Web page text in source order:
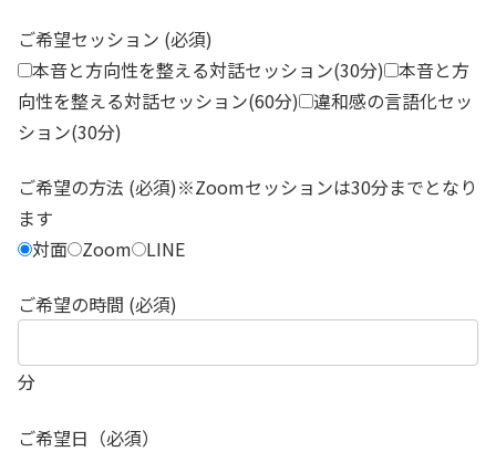
ご希望セッション (必須)
本音と方向性を整える対話セッション(30分) 本音と方
向性を整える対話セッション(60分) 違和感の言語化セッ
ション(30分)
ご希望の方法 (必須)※Zoomセッションは30分までとなり
ます
対面 Zoom LINE
ご希望の時間 (必須)
分
ご希望日（必須）